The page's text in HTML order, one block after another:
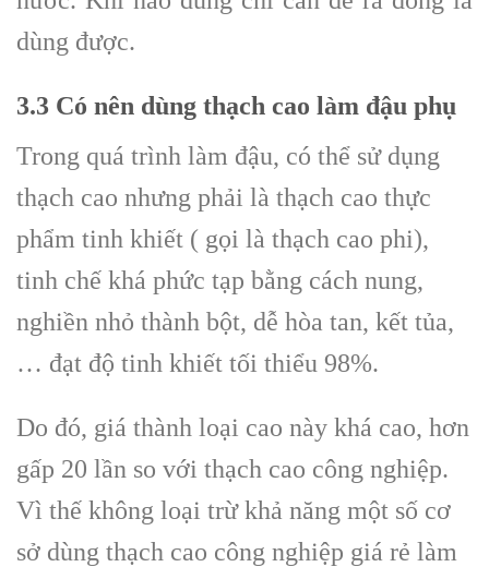
dùng được.
3.3 Có nên dùng thạch cao làm đậu phụ
Trong quá trình làm đậu, có thể sử dụng
thạch cao nhưng phải là thạch cao thực
phẩm tinh khiết ( gọi là thạch cao phi),
tinh chế khá phức tạp bằng cách nung,
nghiền nhỏ thành bột, dễ hòa tan, kết tủa,
… đạt độ tinh khiết tối thiểu 98%.
Do đó, giá thành loại cao này khá cao, hơn
gấp 20 lần so với thạch cao công nghiệp.
Vì thế không loại trừ khả năng một số cơ
sở dùng thạch cao công nghiệp giá rẻ làm